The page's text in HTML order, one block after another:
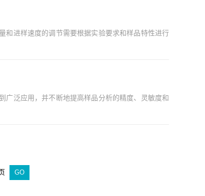
和进样速度的调节需要根据实验要求和样品特性进行
广泛应用，并不断地提高样品分析的精度、灵敏度和